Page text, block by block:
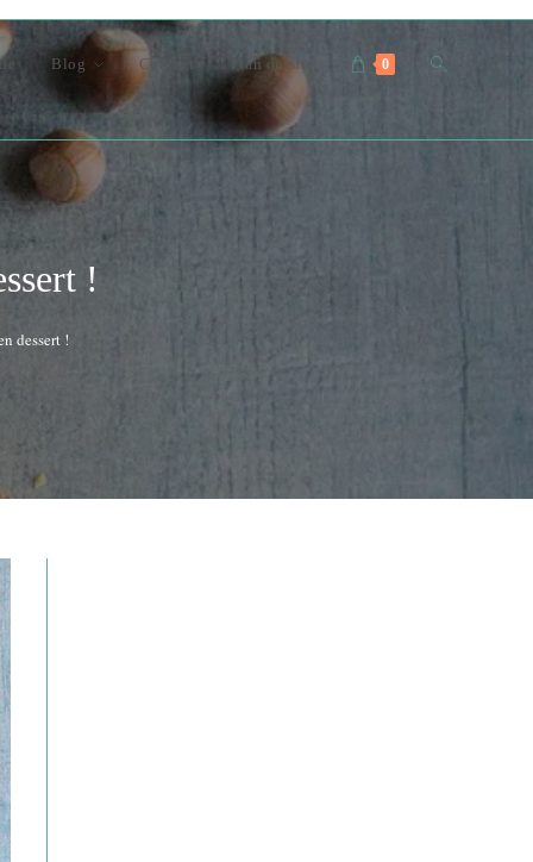
Blog Contact Plan du site 0 Toggle
!
dessert !